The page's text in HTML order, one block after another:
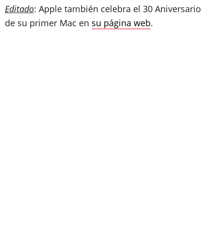
Editado: Apple también celebra el 30 Aniversario
de su primer Mac en su página web.